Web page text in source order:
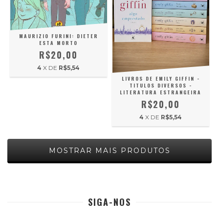
MAURIZIO FURINI: DIETER
ESTA MORTO
R$20,00
4 X DE R$5,54
LIVROS DE EMILY GIFFIN -
TITULOS DIVERSOS -
LITERATURA ESTRANGEIRA
R$20,00
4 X DE R$5,54
MOSTRAR MAIS PRODUTOS
SIGA-NOS